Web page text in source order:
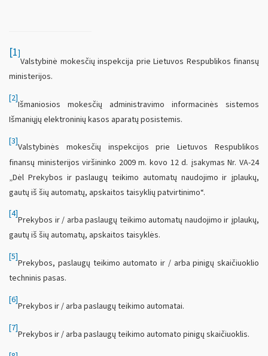
[1]
Valstybinė mokesčių inspekcija prie Lietuvos Respublikos finansų
ministerijos.
[2]
Išmaniosios mokesčių administravimo informacinės sistemos
Išmaniųjų elektroninių kasos aparatų posistemis.
[3]
Valstybinės mokesčių inspekcijos prie Lietuvos Respublikos
finansų ministerijos viršininko 2009 m. kovo 12 d. įsakymas Nr. VA-24
„Dėl Prekybos ir paslaugų teikimo automatų naudojimo ir įplaukų,
gautų iš šių automatų, apskaitos taisyklių patvirtinimo“.
[4]
Prekybos ir / arba paslaugų teikimo automatų naudojimo ir įplaukų,
gautų iš šių automatų, apskaitos taisyklės.
[5]
Prekybos, paslaugų teikimo automato ir / arba pinigų skaičiuoklio
techninis pasas.
[6]
Prekybos ir / arba paslaugų teikimo automatai.
[7]
Prekybos ir / arba paslaugų teikimo automato pinigų skaičiuoklis.